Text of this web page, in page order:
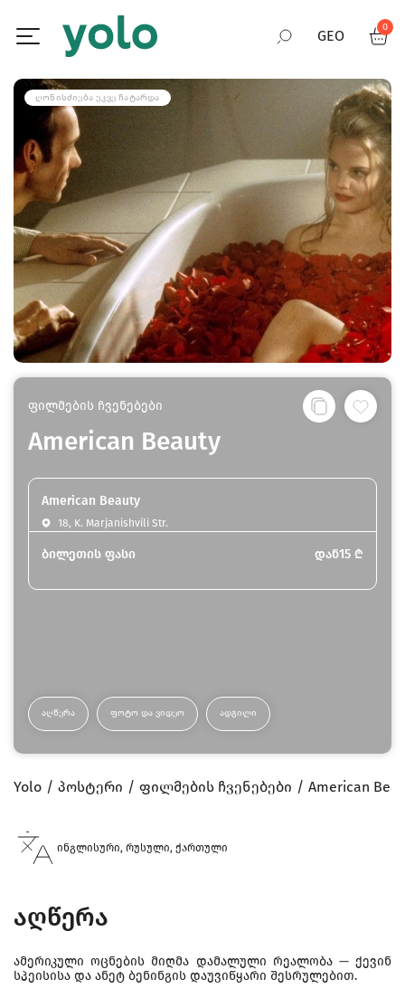
GEO
0
ᲦᲝᲜᲘᲡᲫᲘᲔᲑᲐ ᲣᲙᲕᲔ ᲩᲐᲢᲐᲠᲓᲐ
ფილმების ჩვენებები
American Beauty
American Beauty
18, K. Marjanishvili Str.
ბილეთის ფასი დან15 ₾
ᲐᲦᲬᲔᲠᲐ ᲤᲝᲢᲝ ᲓᲐ ᲕᲘᲓᲔᲝ ᲐᲓᲒᲘᲚᲘ
Yolo პოსტერი ფილმების ჩვენებები American
ინგლისური, რუსული, ქართული
აღწერა
ამერიკული ოცნების მიღმა დამალული რეალობა — ქევინ
სპეისისა და ანეტ ბენინგის დაუვიწყარი შესრულებით.